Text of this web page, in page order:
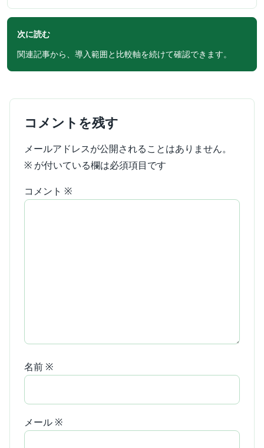
次に読む
関連記事から、導入範囲と比較軸を続けて確認できます。
コメントを残す
メールアドレスが公開されることはありません。
※ が付いている欄は必須項目です
コメント ※
名前 ※
メール ※